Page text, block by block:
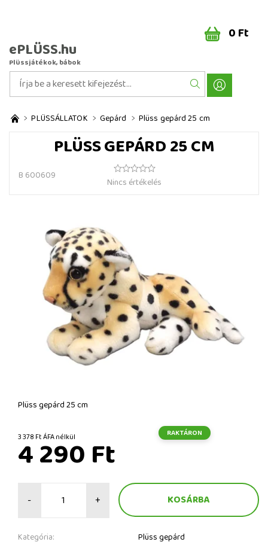
ePLÜSS.hu
Plüssjátékok, bábok
0 Ft
PLÜSSÁLLATOK Gepárd Plüss gepárd 25 cm
PLÜSS GEPÁRD 25 CM
B 600609
Nincs értékelés
Plüss gepárd 25 cm
3 378 Ft ÁFA nélkül RAKTÁRON
4 290 Ft
- +
Kategória: Plüss gepárd